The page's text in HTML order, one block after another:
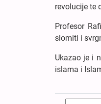
revolucije te
Profesor
slomiti i
Ukazao je i
islama i